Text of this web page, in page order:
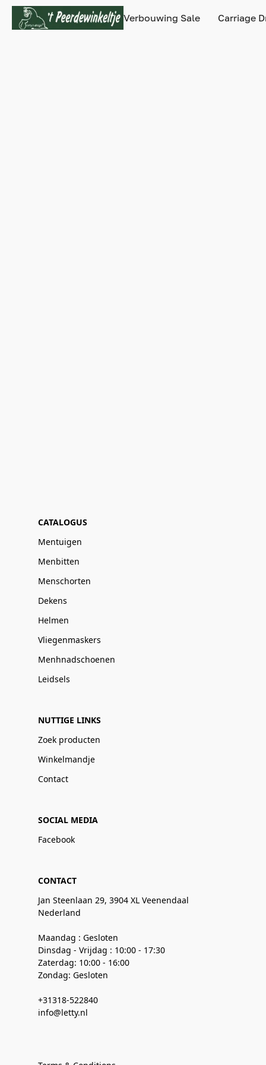
Verbouwing Sale Carriage
CATALOGUS
Mentuigen
Menbitten
Menschorten
Dekens
Helmen
Vliegenmaskers
Menhnadschoenen
Leidsels
NUTTIGE LINKS
Zoek producten
Winkelmandje
Contact
SOCIAL MEDIA
Facebook
CONTACT
Jan Steenlaan 29, 3904 XL Veenendaal
Nederland
Maandag : Gesloten
Dinsdag - Vrijdag : 10:00 - 17:30
Zaterdag: 10:00 - 16:00
Zondag: Gesloten
+31318-522840
info@letty.nl